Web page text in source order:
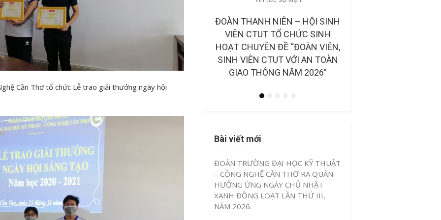
Cần Thơ tổ chức Lễ trao giải thưởng ngày hội
ĐẠI HỌC KỸ
CÔNG NGHỆ CẦN
DỰNG MÔ HÌNH
ỨC” NĂM HỌC 2025
– 2026
VIÊN CTUT TỔ CHỨC SINH
HOẠT CHUYÊN ĐỀ “ĐOÀN VIÊN,
SINH VIÊN CTUT VỚI AN TOÀN
GIAO THÔNG NĂM 2026”
CÔNG BỐ BAN GIÁM KHẢO TẠI
CHUNG KẾT CUỘC THI “Ý
TƯỞNG KHỞI NGHIỆP, ĐỔI MỚI
SÁNG TẠO CTUT STARTUP LẦN
IV, NĂM 2026”
Bài viết mới
ĐOÀN TRƯỜNG ĐẠI HỌC KỸ THUẬT
– CÔNG NGHỆ CẦN THƠ RA QUÂN
HƯỞNG ỨNG NGÀY CHỦ NHẬT
XANH ĐỒNG LOẠT LẦN THỨ III,
NĂM 2026.